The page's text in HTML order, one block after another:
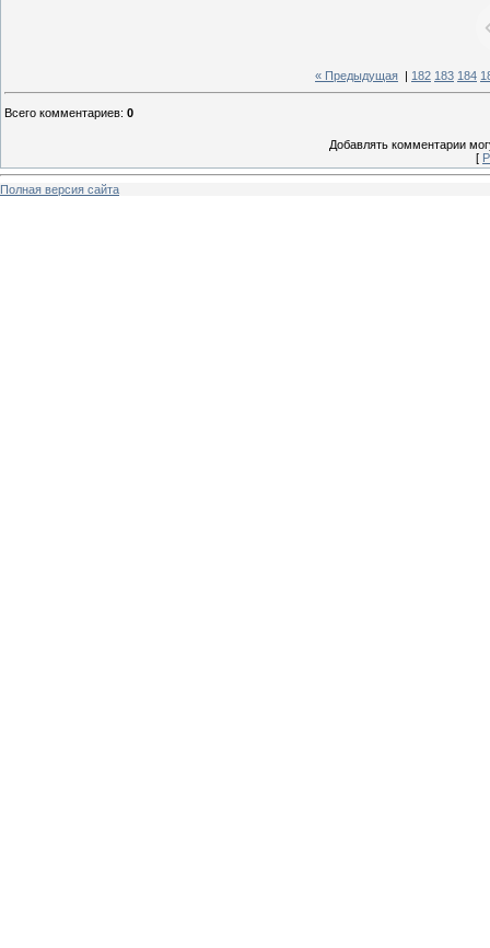
« Предыдущая 182 183 184
Всего комментариев: 0
Добавлять комментарии
[
Полная версия сайта